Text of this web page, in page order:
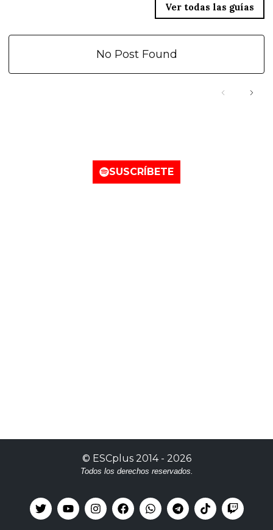
Ver todas las guías
No Post Found
SUSCRÍBETE
© ESCplus2014 - 2026
Todos los derechos reservados.